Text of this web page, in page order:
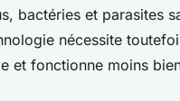
bactéries et parasites
nécessite
et fonctionne moins